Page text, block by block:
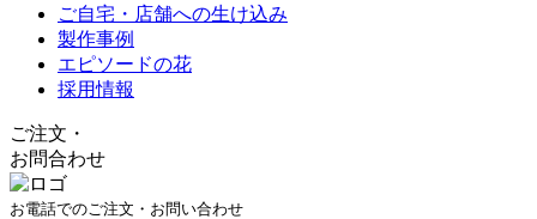
ご自宅・店舗への生け込み
製作事例
エピソードの花
採用情報
ご注文 ・
お問合わせ
お電話でのご注文・お問い合わせ